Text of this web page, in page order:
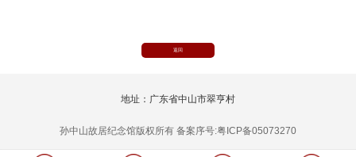
返回
地址：广东省中山市翠亨村
孙中山故居纪念馆版权所有 备案序号:粤ICP备05073270